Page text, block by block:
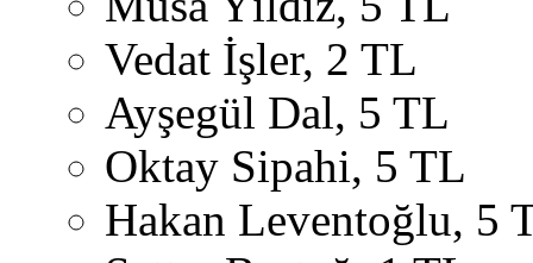
Vedat İşler, 2 TL
Ayşegül Dal, 5 TL
Oktay Sipahi, 5 TL
Hakan Leventoğlu, 5